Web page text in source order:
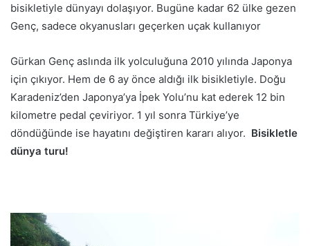
m
e
bisikletiyle dünyayı dolaşıyor. Bugüne kadar 62 ülke gezen
Genç, sadece okyanusları geçerken uçak kullanıyor
Gürkan Genç aslında ilk yolculuğuna 2010 yılında Japonya
için çıkıyor. Hem de 6 ay önce aldığı ilk bisikletiyle. Doğu
Karadeniz’den Japonya’ya İpek Yolu’nu kat ederek 12 bin
kilometre pedal çeviriyor. 1 yıl sonra Türkiye’ye
döndüğünde ise hayatını değiştiren kararı alıyor. Bisikletle
dünya turu!